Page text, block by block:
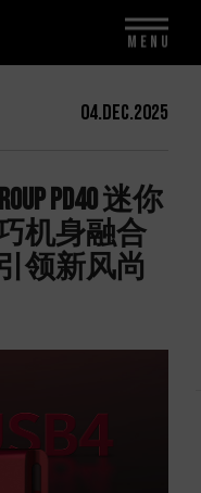
04.Dec.2025
PD40 迷你
机身融合
领新风尚
MENU